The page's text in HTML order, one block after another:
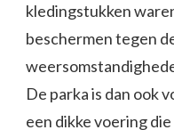
kledingstukken
beschermen tegen
De parka is dan ook
een dikke voering